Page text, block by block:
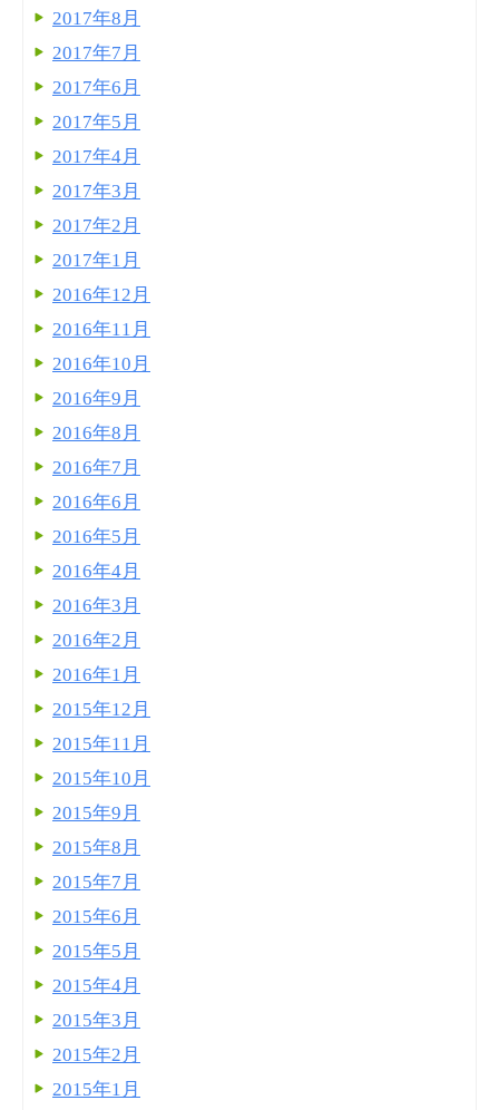
2017年8月
2017年7月
2017年6月
2017年5月
2017年4月
2017年3月
2017年2月
2017年1月
2016年12月
2016年11月
2016年10月
2016年9月
2016年8月
2016年7月
2016年6月
2016年5月
2016年4月
2016年3月
2016年2月
2016年1月
2015年12月
2015年11月
2015年10月
2015年9月
2015年8月
2015年7月
2015年6月
2015年5月
2015年4月
2015年3月
2015年2月
2015年1月